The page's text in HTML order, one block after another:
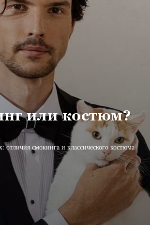
или костюм?
отличия смокинга и классического костюма